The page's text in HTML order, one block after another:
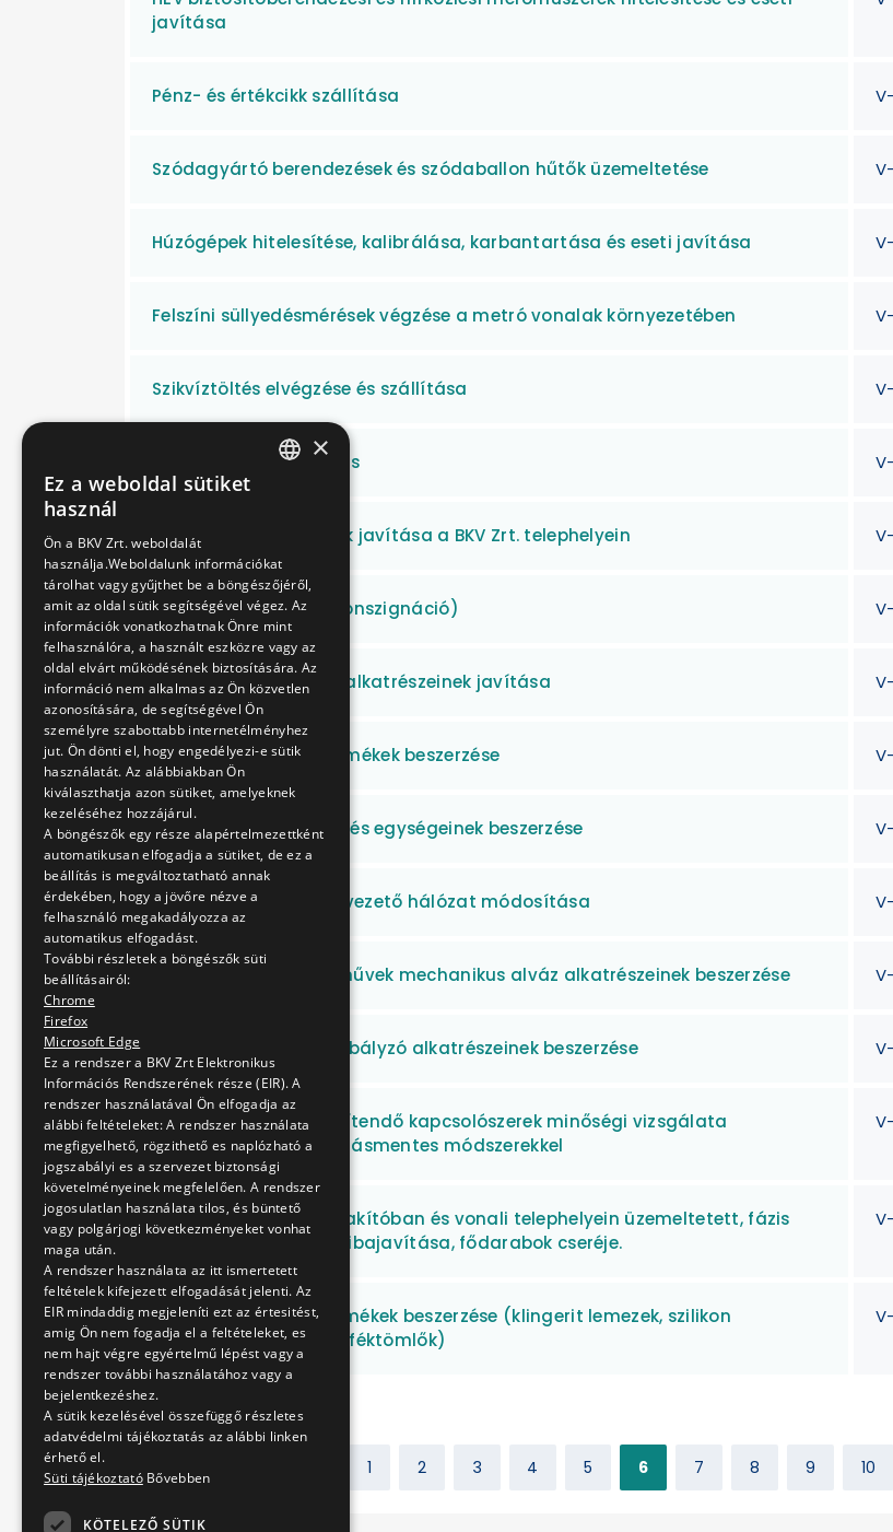
javítása
Pénz- és értékcikk szállítása
Szódagyártó berendezések és szódaballon hűtők üzemeltetése
Húzógépek hitelesítése, kalibrálása, karbantartása és eseti javítása
Felszíni süllyedésmérések végzése a metró vonalak környezetében
Szikvíztöltés elvégzése és szállítása
Rovar- és rágcsálóirtás
Különféle irodabútorok javítása a BKV Zrt. telephelyein
Ékszíjak beszerzése (konszignáció)
Ventilátor kuplung és alkatrészeinek javítása
Műszaki műanyag termékek beszerzése
Jegykezelő készülékek és egységeinek beszerzése
M2 metróvonal visszavezető hálózat módosítása
Metró és Villamos járművek mechanikus alváz alkatrészeinek beszerzése
Elektromos gáztávszabályzó alkatrészeinek beszerzése
Metró vonalakra beépítendő kapcsolószerek minőségi vizsgálata
roncsolásos és roncsolásmentes módszerekkel
BKV Zrt. HÉV áramátalakítóban és vonali telephelyein üzemeltetett, fázis
javító berendezések, hibajavítása, fődarabok cseréje.
Műszaki gumiipari termékek beszerzése (klingerit lemezek, szilikon
gumicsövek, lég és légféktömlők)
1 2 3 4 5 6 7 8 9 10
×
Ez a weboldal sütiket
használ
Ön a BKV Zrt. weboldalát
használja.Weboldalunk információkat
tárolhat vagy gyűjthet be a böngészőjéről,
amit az oldal sütik segítségével végez. Az
információk vonatkozhatnak Önre mint
felhasználóra, a használt eszközre vagy az
oldal elvárt működésének biztosítására. Az
információ nem alkalmas az Ön közvetlen
azonosítására, de segítségével Ön
személyre szabottabb internetélményhez
jut. Ön dönti el, hogy engedélyezi-e sütik
használatát. Az alábbiakban Ön
kiválaszthatja azon sütiket, amelyeknek
kezeléséhez hozzájárul.
A böngészők egy része alapértelmezettként
automatikusan elfogadja a sütiket, de ez a
beállítás is megváltoztatható annak
érdekében, hogy a jövőre nézve a
felhasználó megakadályozza az
automatikus elfogadást.
További részletek a böngészők süti
beállításairól:
Chrome
Firefox
Microsoft Edge
Ez a rendszer a BKV Zrt Elektronikus
Információs Rendszerének része (EIR). A
rendszer használatával Ön elfogadja az
alábbi feltételeket: A rendszer használata
megfigyelhető, rögzithető es naplózható a
jogszabályi es a szervezet biztonsági
követelményeinek megfelelően. A rendszer
jogosulatlan használata tilos, és büntető
vagy polgárjogi következményeket vonhat
maga után.
A rendszer használata az itt ismertetett
feltételek kifejezett elfogadását jelenti. Az
EIR mindaddig megjeleníti ezt az értesitést,
amig Ön nem fogadja el a feltételeket, es
nem hajt végre egyértelmű lépést vagy a
rendszer további használatához vagy a
bejelentkezéshez.
A sütik kezelésével összefüggő részletes
adatvédelmi tájékoztatás az alábbi linken
érhető el.
Süti tájékoztató Bővebben
KÖTELEZŐ SÜTIK